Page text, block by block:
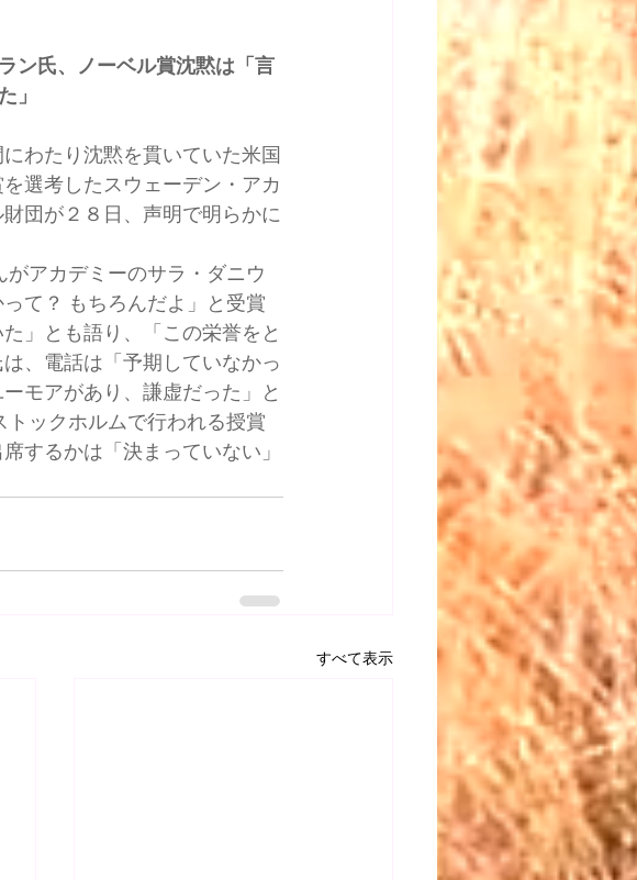
ン氏、ノーベル賞沈黙は「言
」
わたり沈黙を貫いていた米国
選考したスウェーデン・アカ
団が２８日、声明で明らかに
て？ もちろんだよ」と受賞
」とも語り、「この栄誉をと
、電話は「予期していなかっ
モアがあり、謙虚だった」と
ックホルムで行われる授賞
するかは「決まっていない」
すべて表示